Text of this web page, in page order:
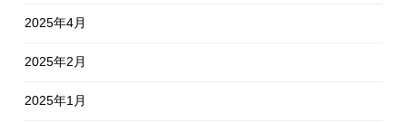
2025年4月
2025年2月
2025年1月